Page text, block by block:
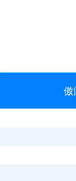
傲